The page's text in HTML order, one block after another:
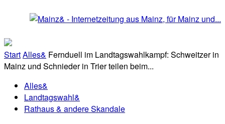
StartAlles& Fernduell im Landtagswahlkampf: Schweitzer in
Mainz und Schnieder in Trier teilen beim...
Alles&
Landtagswahl&
Rathaus & andere Skandale